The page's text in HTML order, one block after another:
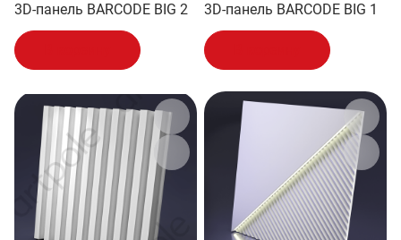
3D-панель BARCODE BIG 2 3D-панель BARCODE BIG 1